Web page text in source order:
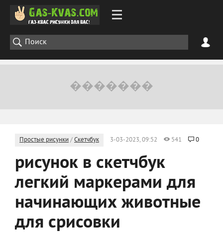
Простые рисунки /Скетчбук 3-03-2023, 09:52 541 0
рисунок в скетчбук
легкий маркерами для
начинающих животные
для срисовки